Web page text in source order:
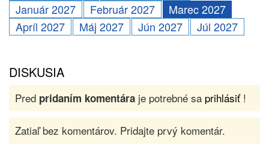
Január 2027
Február 2027
Marec 2027
Apríl 2027
Máj 2027 Jún 2027 Júl 2027
DISKUSIA
Pred pridaním komentára je potrebné sa prihlásiť!
Zatiaľ bez komentárov. Pridajte prvý komentár.